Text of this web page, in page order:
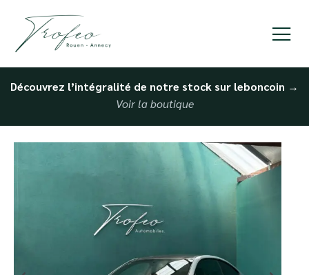
Découvrez l’intégralité de notre stock sur leboncoin →
Voir la boutique